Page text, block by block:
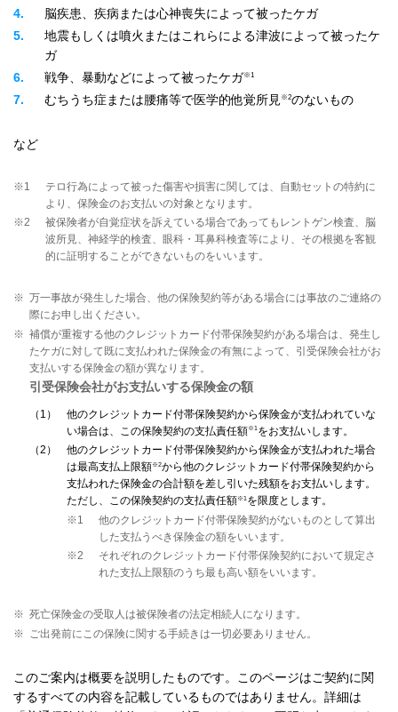
4
脳疾患、疾病または心神喪失によって被ったケガ
5
地震もしくは噴火またはこれらによる津波によって被ったケ
ガ
6
戦争、暴動などによって被ったケガ※1
7 むちうち症または腰痛等で医学的他覚所見 ※2のないもの
など
※1
テロ行為によって被った傷害や損害に関しては、自動セットの特約に
より、保険金のお支払いの対象となります。
※2
被保険者が自覚症状を訴えている場合であってもレントゲン検査、脳
波所見、神経学的検査、眼科・耳鼻科検査等により、その根拠を客観
的に証明することができないものをいいます。
※ 万一事故が発生した場合、他の保険契約等がある場合には事故のご連絡の
際にお申し出ください。
※ 補償が重複する他のクレジットカード付帯保険契約がある場合は、発生し
たケガに対して既に支払われた保険金の有無によって、引受保険会社がお
支払いする保険金の額が異なります。
引受保険会社がお支払いする保険金の額
1
他のクレジットカード付帯保険契約から保険金が支払われていな
い場合は、この保険契約の支払責任額※1をお支払いします。
2
他のクレジットカード付帯保険契約から保険金が支払われた場合
は最高支払上限額※2から他のクレジットカード付帯保険契約から
支払われた保険金の合計額を差し引いた残額をお支払いします。
ただし、この保険契約の支払責任額※1 を限度とします。
※1
他のクレジットカード付帯保険契約がないものとして算出
した支払うべき保険金の額をいいます。
※2
それぞれのクレジットカード付帯保険契約において規定さ
れた支払上限額のうち最も高い額をいいます。
※ 死亡保険金の受取人は被保険者の法定相続人になります。
※
ご出発前にこの保険に関する手続きは一切必要ありません。
このご案内は概要を説明したものです。このページはご契約に関
するすべての内容を記載しているものではありません。詳細は